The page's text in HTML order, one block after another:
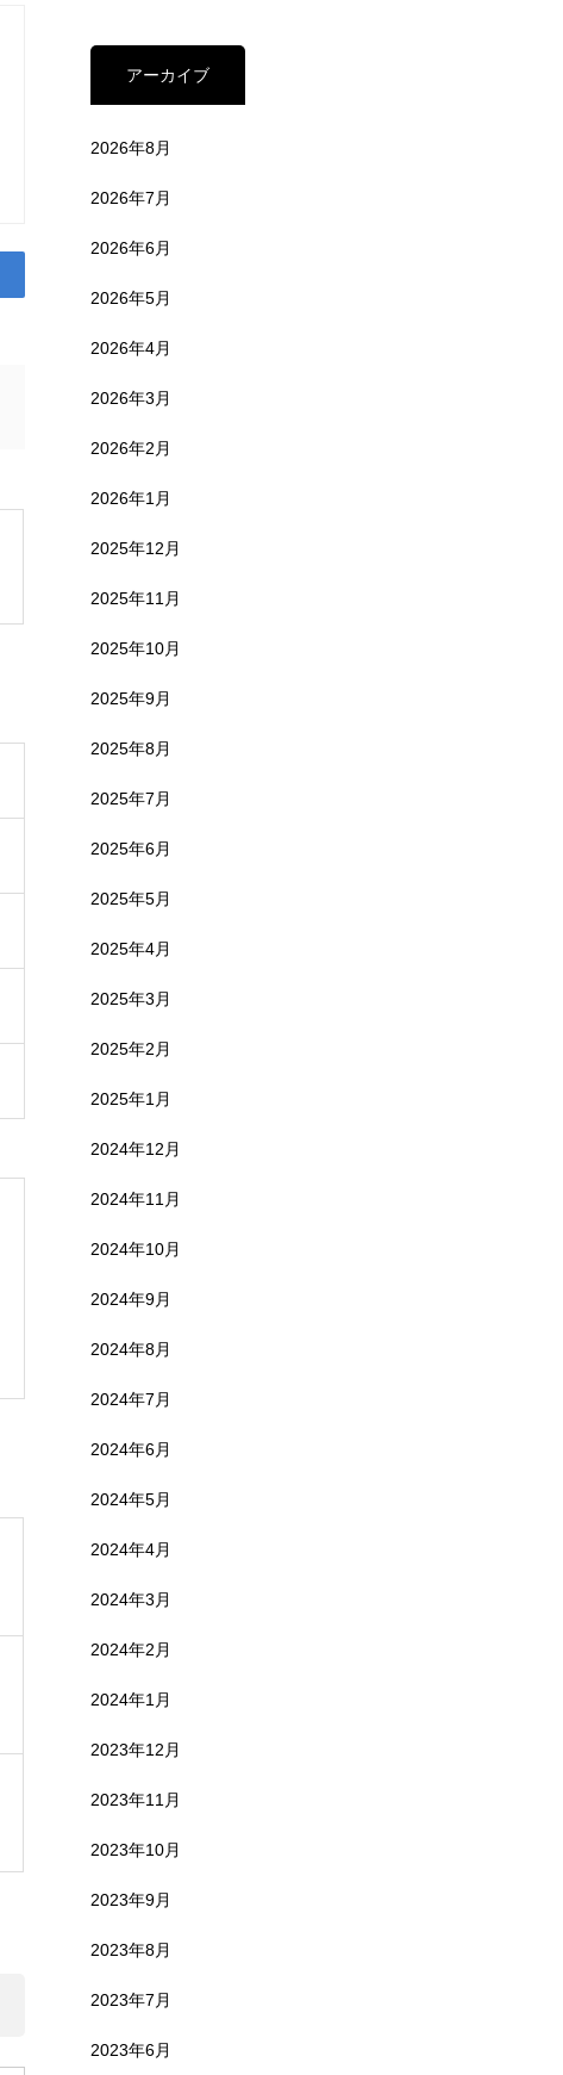
アーカイブ
2026年8月
2026年7月
2026年6月
2026年5月
2026年4月
2026年3月
2026年2月
2026年1月
2025年12月
2025年11月
2025年10月
2025年9月
2025年8月
2025年7月
2025年6月
2025年5月
2025年4月
2025年3月
2025年2月
2025年1月
2024年12月
2024年11月
2024年10月
2024年9月
2024年8月
2024年7月
2024年6月
2024年5月
2024年4月
2024年3月
2024年2月
2024年1月
2023年12月
2023年11月
2023年10月
2023年9月
2023年8月
2023年7月
2023年6月